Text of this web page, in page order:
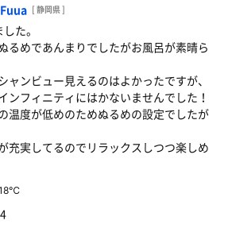
[ 静岡県 ]
た。
るめであんまりでしたがお風呂が素晴ら
ャンビュー見えるのはよかったですが、
ンフィニティにはかないませんでした！
温度が低めのためぬるめの設定でしたが
充実してるのでリラックスしつつ楽しめ